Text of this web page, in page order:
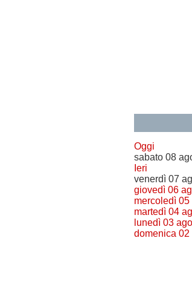
Oggi
sabato 08
Ieri
venerdì 07
giovedì 06
mercoledì 05
martedì 04
lunedì 03
domenica 02